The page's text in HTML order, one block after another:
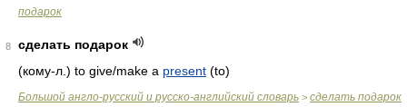
подарок
8
сделать подарок
(кому-л.) to give/make a present (to)
Большой англо-русский и русско-английский словарь > сделать подарок